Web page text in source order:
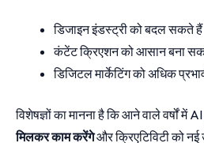
डिजाइन इंडस्ट्री को बदल सकते हैं
कंटेंट क्रिएशन को आसान बना
डिजिटल मार्केटिंग को अधिक
विशेषज्ञों का मानना है कि आने वाले वर्षों में
मिलकर काम करेंगेऔर क्रिएटिविटी को